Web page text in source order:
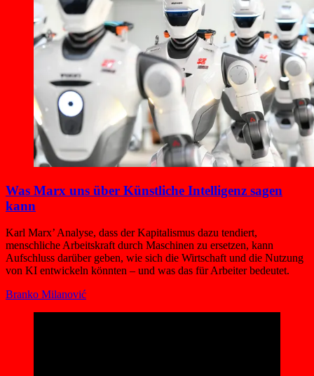
Was Marx uns über Künstliche Intelligenz sagen
kann
Karl Marx’ Analyse, dass der Kapitalismus dazu tendiert,
menschliche Arbeitskraft durch Maschinen zu ersetzen, kann
Aufschluss darüber geben, wie sich die Wirtschaft und die Nutzung
von KI entwickeln könnten – und was das für Arbeiter bedeutet.
Branko Milanović